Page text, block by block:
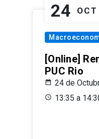
24 OCT
[Online]
PUC Rio
24 de
13:35 a